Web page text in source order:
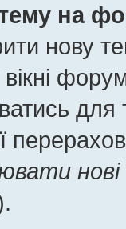
на
нову
вікні